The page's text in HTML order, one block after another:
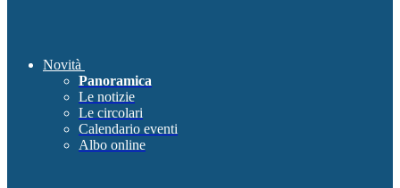
Novità
Panoramica
Le notizie
Le circolari
Calendario eventi
Albo online